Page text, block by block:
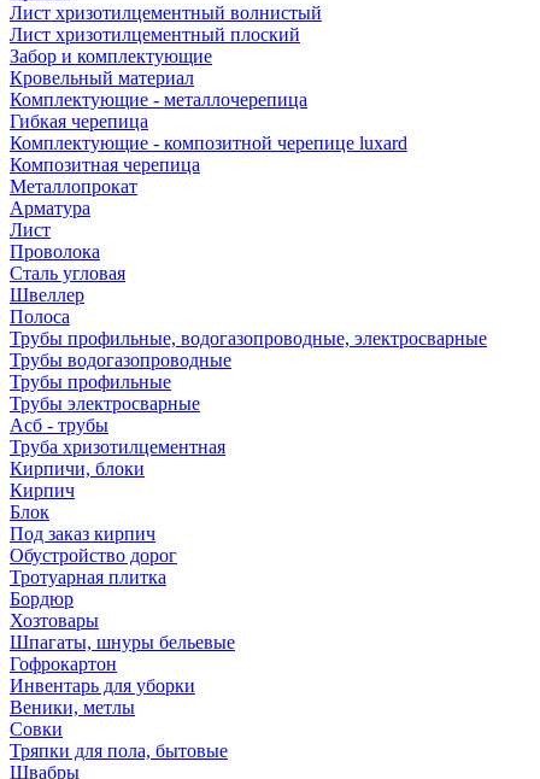
Лист хризотилцементный волнистый
Лист хризотилцементный плоский
Забор и комплектующие
Кровельный материал
Комплектующие - металлочерепица
Гибкая черепица
Комплектующие - композитной черепице luxard
Композитная черепица
Металлопрокат
Арматура
Лист
Проволока
Сталь угловая
Швеллер
Полоса
Трубы профильные, водогазопроводные, электросварные
Трубы водогазопроводные
Трубы профильные
Трубы электросварные
Асб - трубы
Труба хризотилцементная
Кирпичи, блоки
Кирпич
Блок
Под заказ кирпич
Обустройство дорог
Тротуарная плитка
Бордюр
Хозтовары
Шпагаты, шнуры бельевые
Гофрокартон
Инвентарь для уборки
Веники, метлы
Совки
Тряпки для пола, бытовые
Швабры